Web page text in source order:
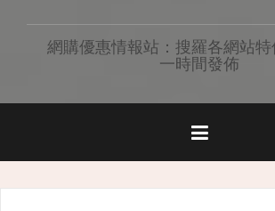
網購優惠情報站：搜羅各網站
一時間發佈